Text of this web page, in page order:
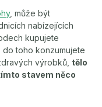
, může být
nabízejících
kupujete
toho konzumujete
výrobků, tělo
stavem něco